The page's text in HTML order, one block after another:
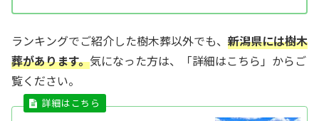
ランキングでご紹介した樹木葬以外でも、 新潟県には樹木
葬があります。気になった方は、「詳細はこちら」からご
覧ください。